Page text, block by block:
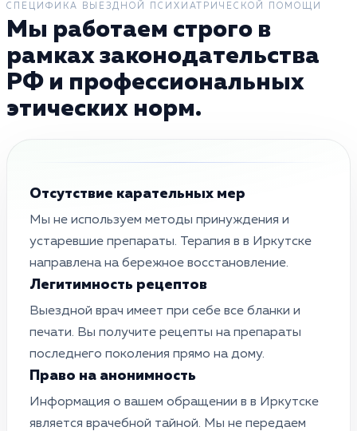
СПЕЦИФИКА ВЫЕЗДНОЙ ПСИХИАТРИЧЕСКОЙ ПОМОЩИ
Мы работаем строго в
рамках законодательства
РФ и профессиональных
этических норм.
Отсутствие карательных мер
Мы не используем методы принуждения и
устаревшие препараты. Терапия в в Иркутске
направлена на бережное восстановление.
Легитимность рецептов
Выездной врач имеет при себе все бланки и
печати. Вы получите рецепты на препараты
последнего поколения прямо на дому.
Право на анонимность
Информация о вашем обращении в в Иркутске
является врачебной тайной. Мы не передаем